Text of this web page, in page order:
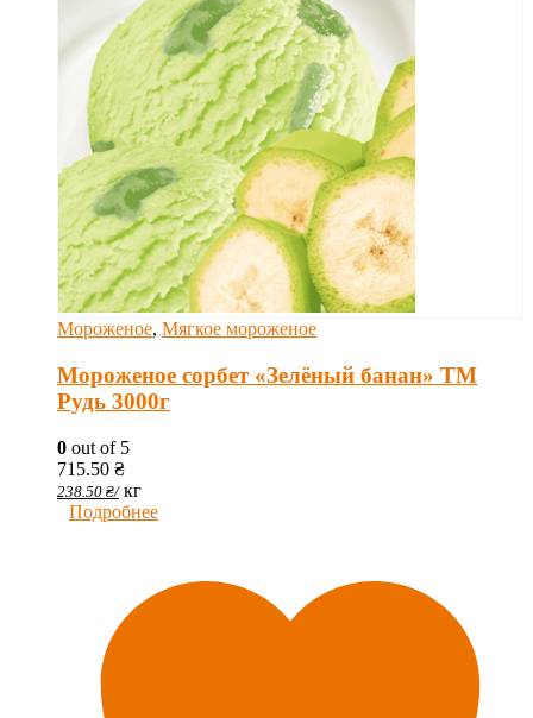
Мороженое, Мягкое мороженое
Мороженое сорбет «Зелёный банан» ТМ
Рудь 3000г
0 out of 5
715.50 ₴
238.50 ₴/ кг
Подробнее